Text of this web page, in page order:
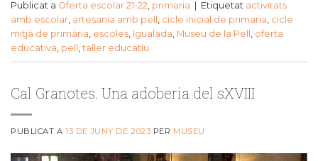
Publicat a Oferta escolar 21-22, primaria Etiquetat activitats
amb escolar, artesania amb pell , cicle inicial de primaria, cicle
mitjà de primària, escoles, Igualada, Museu de la Pell , oferta
educativa, pell , taller educatiu
Cal Granotes. Una adoberia del sXVIII
PUBLICAT A13 DE JUNY DE 2023 PER MUSEU